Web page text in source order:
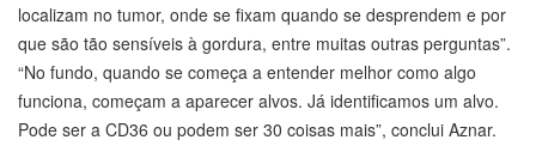
localizam no tumor, onde se fixam quando se desprendem e por
que são tão sensíveis à gordura, entre muitas outras perguntas”.
“No fundo, quando se começa a entender melhor como algo
funciona, começam a aparecer alvos. Já identificamos um alvo.
Pode ser a CD36 ou podem ser 30 coisas mais”, conclui Aznar.